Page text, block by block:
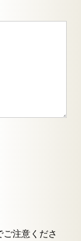
注意くださ